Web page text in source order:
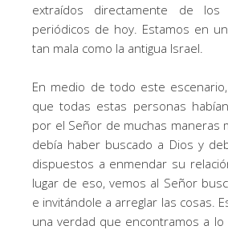
extraídos directamente de
periódicos de hoy. Estamos en
tan mala como la antigua Israel.
En medio de todo este
que todas estas personas
por el Señor de muchas maneras
debía haber buscado a Dios y
dispuestos a enmendar su
lugar de eso, vemos al Señor
e invitándole a arreglar las cosas.
una verdad que encontramos a lo